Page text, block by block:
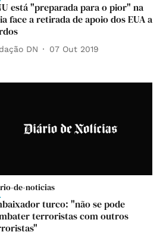
está "preparada para o pior" na
face a retirada de apoio dos EUA a
DN 07 Out 2019
de-noticias
turco: "não se pode
terroristas com outros